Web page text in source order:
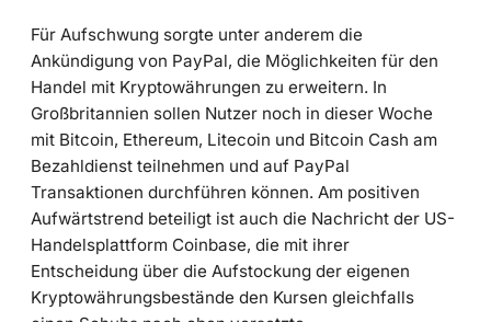
Für Aufschwung sorgte unter anderem die
Ankündigung von PayPal, die Möglichkeiten für den
Handel mit Kryptowährungen zu erweitern. In
Großbritannien sollen Nutzer noch in dieser Woche
mit Bitcoin, Ethereum, Litecoin und Bitcoin Cash am
Bezahldienst teilnehmen und auf PayPal
Transaktionen durchführen können. Am positiven
Aufwärtstrend beteiligt ist auch die Nachricht der US-
Handelsplattform Coinbase, die mit ihrer
Entscheidung über die Aufstockung der eigenen
Kryptowährungsbestände den Kursen gleichfalls